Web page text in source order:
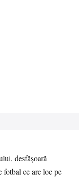
desfășoară
fotbal ce are loc pe